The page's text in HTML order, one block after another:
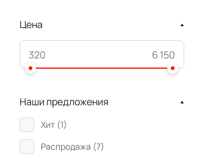
Цена
Наши предложения
Хит (1)
Распродажа (7)